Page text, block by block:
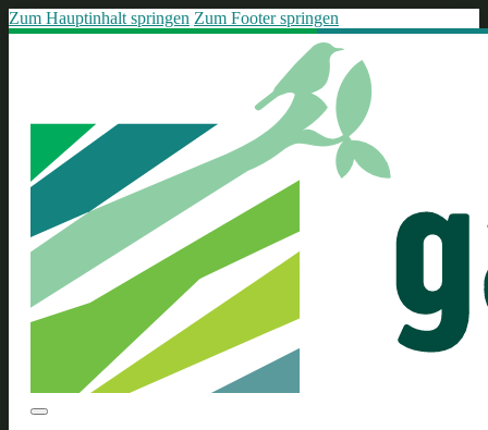
Zum Hauptinhalt springen Zum Footer springen